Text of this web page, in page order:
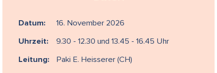
Datum: 16. November 2026
Uhrzeit: 9.30 - 12.30 und 13.45 - 16.45 Uhr
Leitung: Paki E. Heisserer (CH)